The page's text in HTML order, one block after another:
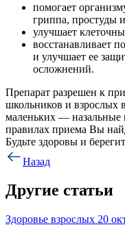
помогает
гриппа, простуды
улучшает
восстанавливает
и улучшает ее
осложнений.
Препарат разрешен к
школьников и взрослых
маленьких —
правилах приема Вы
Будьте здоровы и
Назад
Другие статьи
Здоровье взрослых 20